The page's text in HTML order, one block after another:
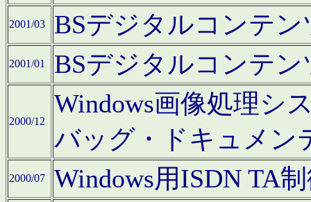
2001/03 BSデジタルコンテ
2001/01 BSデジタルコンテ
2000/12
Windows画像処理シ
バッグ・ドキュメン
2000/07 Windows用ISDN TA